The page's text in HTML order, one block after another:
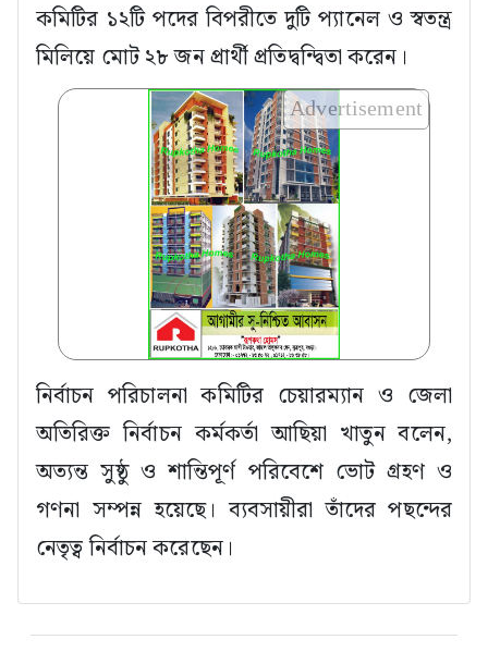
কমিটির ১২টি পদের বিপরীতে দুটি প্যানেল ও স্বতন্ত্র
মিলিয়ে মোট ২৮ জন প্রার্থী প্রতিদ্বন্দ্বিতা করেন।
Advertisement
নির্বাচন পরিচালনা কমিটির চেয়ারম্যান ও জেলা
অতিরিক্ত নির্বাচন কর্মকর্তা আছিয়া খাতুন বলেন,
অত্যন্ত সুষ্ঠু ও শান্তিপূর্ণ পরিবেশে ভোট গ্রহণ ও
গণনা সম্পন্ন হয়েছে। ব্যবসায়ীরা তাঁদের পছন্দের
নেতৃত্ব নির্বাচন করেছেন।